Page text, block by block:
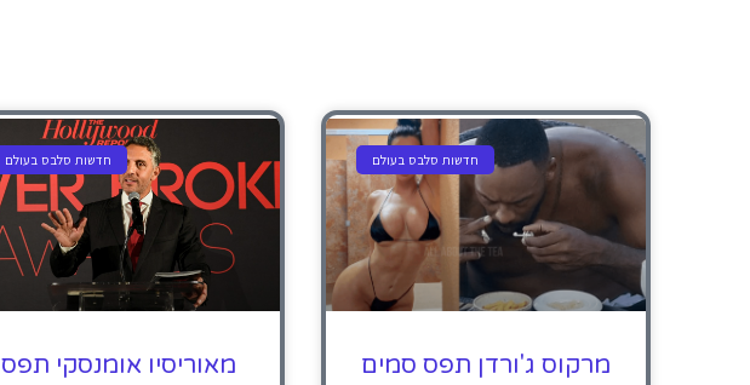
חדשות סלבס בעולם
מרקוס ג'ורדן תפס סמים
חדשות סלבס בעולם
מאוריסיו אומנסקי תפס